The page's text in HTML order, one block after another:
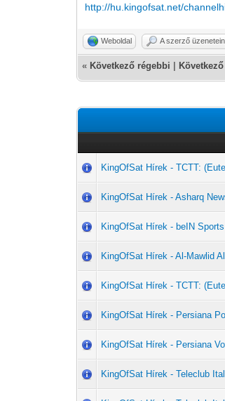
http://hu.kingofsat.net/
Weboldal A szerző
« Következő régebbi
KingOfSat Hírek - TCTT:
KingOfSat Hírek - Asharq
KingOfSat Hírek - beIN
KingOfSat Hírek - Al-Mawlid
KingOfSat Hírek - TCTT:
KingOfSat Hírek - Persiana
KingOfSat Hírek - Persiana
KingOfSat Hírek - Teleclub